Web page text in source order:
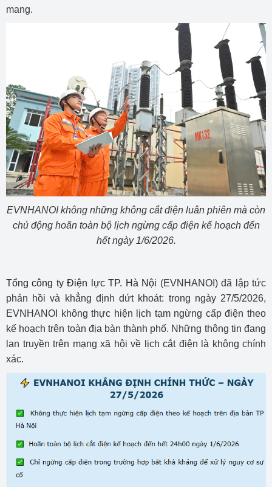
mang.
EVNHANOI không những không cắt điện luân phiên mà còn
chủ động hoãn toàn bộ lịch ngừng cấp điện kế hoạch đến
hết ngày 1/6/2026.
Tổng công ty Điện lực TP. Hà Nội (EVNHANOI) đã lập tức
phản hồi và khẳng định dứt khoát: trong ngày 27/5/2026,
EVNHANOI không thực hiện lịch tạm ngừng cấp điện theo
kế hoạch trên toàn địa bàn thành phố. Những thông tin đang
lan truyền trên mạng xã hội về lịch cắt điện là không chính
xác.